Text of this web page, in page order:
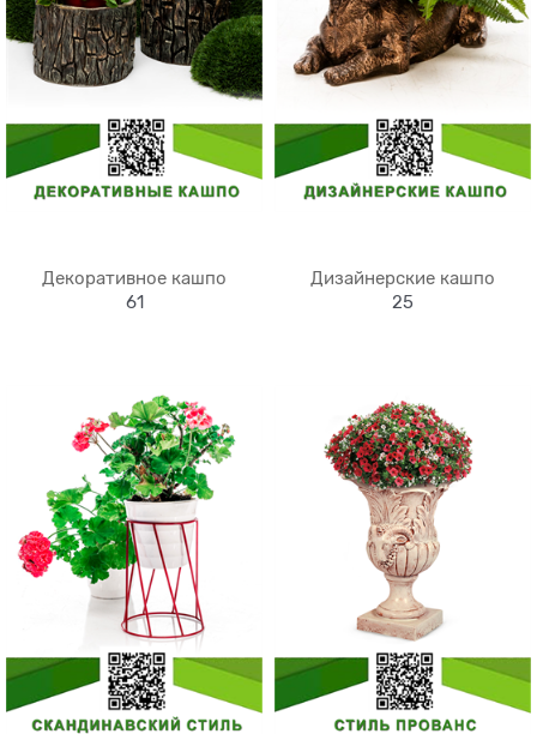
Декоративное кашпо
61
Дизайнерские кашпо
25